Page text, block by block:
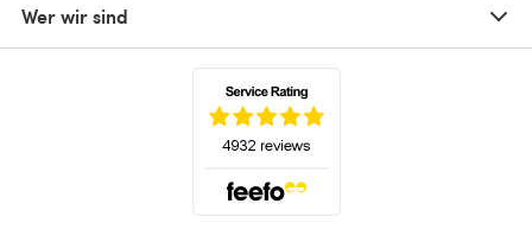
Wer wir sind